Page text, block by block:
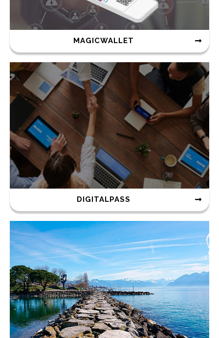
MAGICWALLET
DIGITALPASS